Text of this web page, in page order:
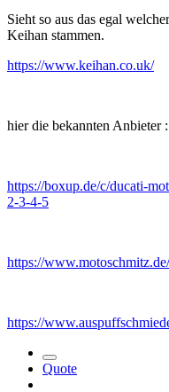
Sieht so aus das egal
Keihan stammen.
https://www.keihan.co.uk/
hier die bekannten Anbieter :
https://boxup.de/c/ducati-
2-3-4-5
https://
https://
Quote